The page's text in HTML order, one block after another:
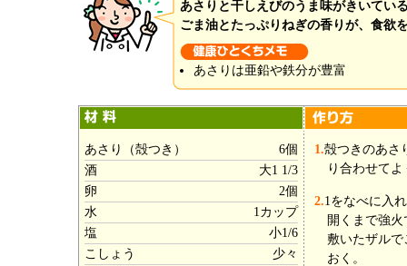
あさりと干しえびのうま味がきいてい
ごま油とたっぷりねぎの香りが、食欲
あさりは亜鉛や鉄分が豊富
あさり（殻つき）
6個
酒
大1 1/3
卵
2個
水
1カップ
塩
小1/6
こしょう
少々
1.殻つきのあさ
り合わせて
2.1をなべに入
開くまで強
敷いたザル
おく。